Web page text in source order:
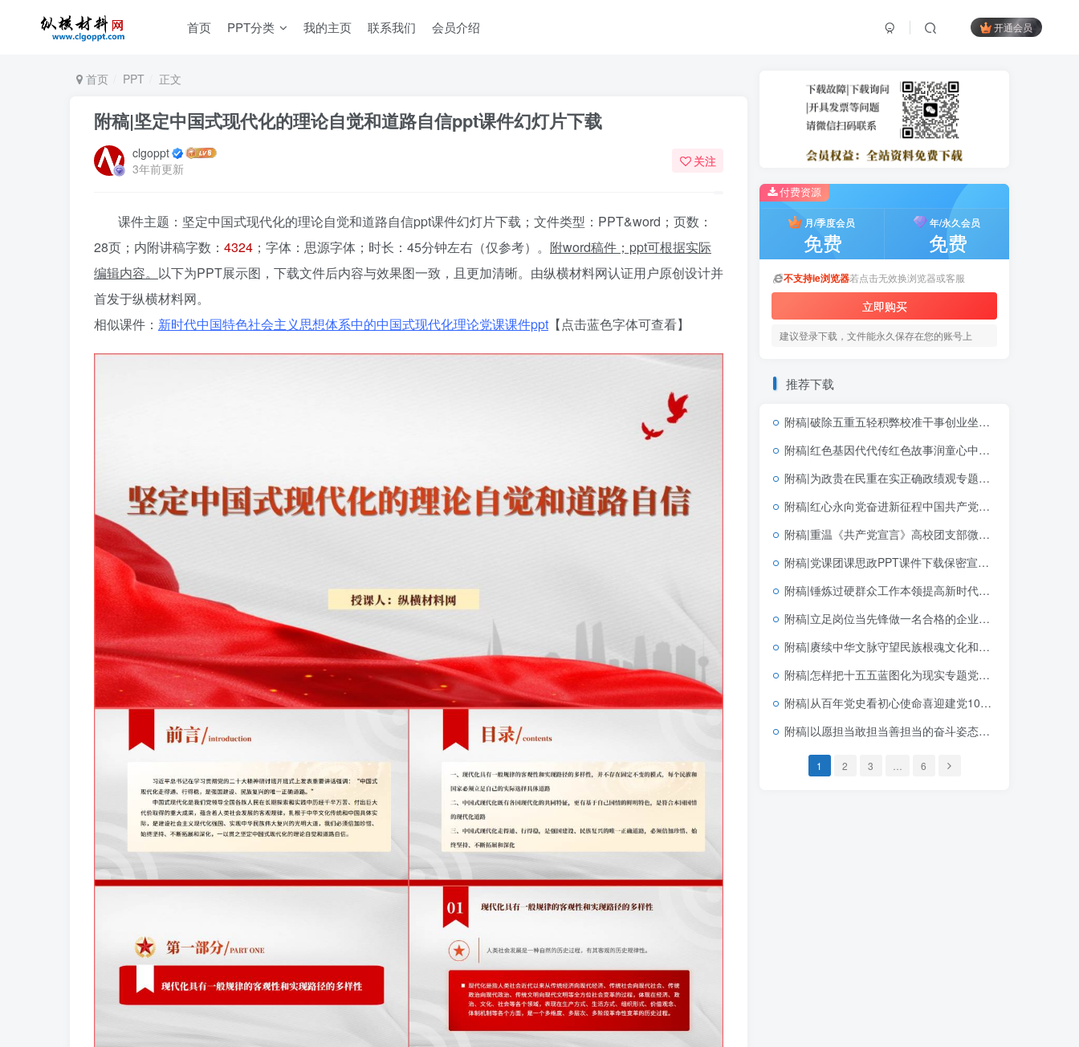
首页 PPT分类 我的主页 联系我们 会员介绍 开通会员
首页 PPT 正文
附稿|坚定中国式现代化的理论自觉和道路自信ppt课件幻灯片下载
clgoppt
3年前更新
关注
课件主题：坚定中国式现代化的理论自觉和道路自信ppt课件幻灯片下载；文件类型：PPT&word；页数：
28页；内附讲稿字数： 4324 ；字体：思源字体；时长：45分钟左右（仅参考）。 附word稿件；ppt可根据实际
编辑内容。 以下为PPT展示图，下载文件后内容与效果图一致，且更加清晰。由纵横材料网认证用户原创设计并
首发于纵横材料网。
相似课件： 新时代中国特色社会主义思想体系中的中国式现代化理论党课课件ppt 【点击蓝色字体可查看】
付费资源
月/季度会员
免费
年/永久会员
免费
不支持ie浏览器若点击无效换浏览器或客服
立即购买
建议登录下载，文件能永久保存在您的账号上
推荐下载
附稿|破除五重五轻积弊校准干事创业坐标2026年学习教育主题党课PPT模板
附稿|红色基因代代传红色故事润童心中小学生红色教育主题班会PPT模板
附稿|为政贵在民重在实正确政绩观专题宣讲PPT
附稿|红心永向党奋进新征程中国共产党成立105周年专题党课党建PPT模板
附稿|重温《共产党宣言》高校团支部微型团课PPT下载
附稿|党课团课思政PPT课件下载保密宣传教育带讲稿
附稿|锤炼过硬群众工作本领提高新时代群众工作能力基层党支部三会一课党课PPT
附稿|立足岗位当先锋做一名合格的企业党员基层党支部简短党课PPT下载
附稿|赓续中华文脉守望民族根魂文化和自然遗产日主题宣讲思政课PPT模板
附稿|怎样把十五五蓝图化为现实专题党课PPT课件十五五规划落实宣讲
附稿|从百年党史看初心使命喜迎建党105周年主题宣讲红色风格党课团课思政PPT完整版
附稿|以愿担当敢担当善担当的奋斗姿态创造政绩2026年学习教育专题党课ppt课件
1 2 3 6